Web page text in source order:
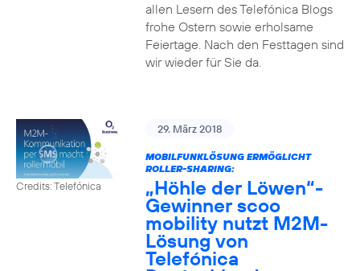
allen Lesern des Telefónica Blogs
frohe Ostern sowie erholsame
Feiertage. Nach den Festtagen sind
wir wieder für Sie da.
Credits: Telefónica
29. März 2018
MOBILFUNKLÖSUNG ERMÖGLICHT
ROLLER-SHARING:
„Höhle der Löwen“-
Gewinner scoo
mobility nutzt M2M-
Lösung von
Telefónica